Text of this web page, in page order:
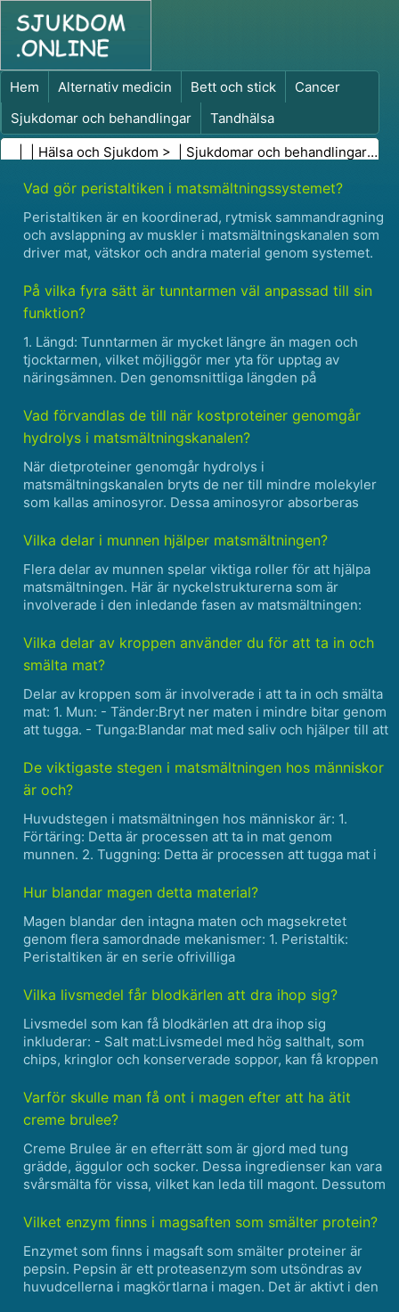
Hem Alternativ medicin Bett och stick
Cancer
Sjukdomar och behandlingar
Tandhälsa
Kost och näring
Familjehälsa
Hälso- och sjukvårdsbranschen
Psykisk hälsa
Folkhälsa och säkerhet
Kirurgi och ingrepp Hälsa
Hälsa och Sjukdom > | Sjukdomar och behandlingar|
Vad gör peristaltiken i matsmältningssystemet?
Peristaltiken är en koordinerad, rytmisk sammandragning
och avslappning av muskler i matsmältningskanalen som
driver mat, vätskor och andra material genom systemet.
magen och genom tunn- och tjocktarmen. Här är en fö......
På vilka fyra sätt är tunntarmen väl anpassad till sin
funktion?
1. Längd: Tunntarmen är mycket längre än magen och
tjocktarmen, vilket möjliggör mer yta för upptag av
näringsämnen. Den genomsnittliga längden på
Tunntarmen är kantad med små fingerliknande utsprång
som kalla......
Vad förvandlas de till när kostproteiner genomgår
hydrolys i matsmältningskanalen?
När dietproteiner genomgår hydrolys i
matsmältningskanalen bryts de ner till mindre molekyler
som kallas aminosyror. Dessa aminosyror absorberas
proteiner eller som en energikälla.......
Vilka delar i munnen hjälper matsmältningen?
Flera delar av munnen spelar viktiga roller för att hjälpa
matsmältningen. Här är nyckelstrukturerna som är
involverade i den inledande fasen av matsmältningen:
munnen. De bryter mekaniskt ner fast föda i mindre b......
Vilka delar av kroppen använder du för att ta in och
smälta mat?
Delar av kroppen som är involverade i att ta in och smälta
mat: 1. Mun: - Tänder:Bryt ner maten i mindre bitar genom
att tugga. - Tunga:Blandar mat med saliv och hjälper till att
kemiska nedbrytningen av kolhy......
De viktigaste stegen i matsmältningen hos människor
är och?
Huvudstegen i matsmältningen hos människor är: 1.
Förtäring: Detta är processen att ta in mat genom
munnen. 2. Tuggning: Detta är processen att tugga mat i
den med saliv. 3. Deglution: Detta är processen att......
Hur blandar magen detta material?
Magen blandar den intagna maten och magsekretet
genom flera samordnade mekanismer: 1. Peristaltik:
Peristaltiken är en serie ofrivilliga
magsäckens väggar. Dessa sammandragningar börjar från
Vilka livsmedel får blodkärlen att dra ihop sig?
Livsmedel som kan få blodkärlen att dra ihop sig
inkluderar: - Salt mat:Livsmedel med hög salthalt, som
chips, kringlor och konserverade soppor, kan få kroppen
sammandragna blodkärl. - Bearbetat kött:Processat......
Varför skulle man få ont i magen efter att ha ätit
creme brulee?
Creme Brulee är en efterrätt som är gjord med tung
grädde, äggulor och socker. Dessa ingredienser kan vara
svårsmälta för vissa, vilket kan leda till magont. Dessutom
eftersom den är gjord av socker och smör, som båd......
Vilket enzym finns i magsaften som smälter protein?
Enzymet som finns i magsaft som smälter proteiner är
pepsin. Pepsin är ett proteasenzym som utsöndras av
huvudcellerna i magkörtlarna i magen. Det är aktivt i den